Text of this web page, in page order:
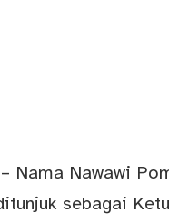
– Nama Nawawi
sebagai